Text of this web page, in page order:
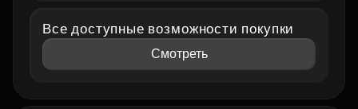
Все доступные возможности покупки
Смотреть